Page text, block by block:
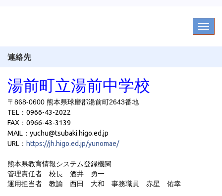
連絡先
湯前町立湯前中学校
〒868-0600 熊本県球磨郡湯前町2643番地
TEL：0966-43-2022
FAX：0966-43-3139
MAIL：yuchu@tsubaki.higo.ed.jp
URL： https://jh.higo.ed.jp/yunomae/
熊本県教育情報システム登録機関
管理責任者 校長 酒井 勇一
運用担当者 教諭 西田 大和 事務職員 赤星 佑幸